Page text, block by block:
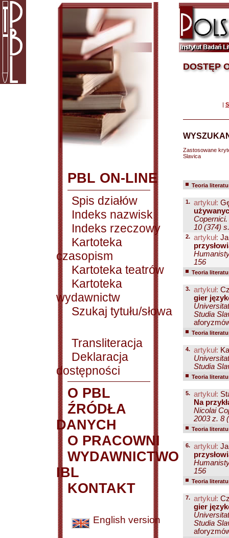
PBL ON-LINE
Spis działów
Indeks nazwisk
Indeks rzeczowy
Kartoteka
czasopism
Kartoteka teatrów
Kartoteka
wydawnictw
Szukaj tytułu/słowa
Transliteracja
Deklaracja
dostępności
O PBL
ŹRÓDŁA
DANYCH
O PRACOWNI
WYDAWNICTWO
IBL
KONTAKT
English version
DOSTĘP
|
Zastosowane
Slavica
Teoria
1. artykuł:
10 (374)
2. artykuł:
156
Teoria
3. artykuł:
gier
Studia
Teoria
4. artykuł:
Studia
Teoria
5. artykuł:
Na
Nicolai
2003 z. 8
Teoria
6. artykuł:
156
Teoria
7. artykuł:
gier
Studia